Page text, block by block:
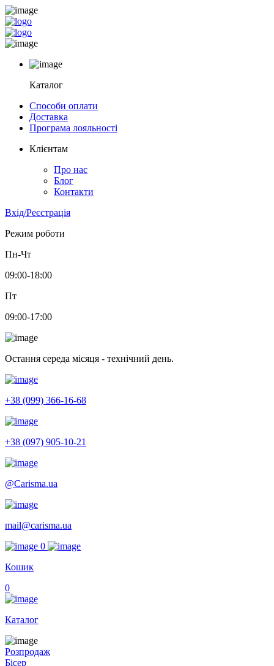
Каталог
Способи оплати
Доставка
Програма лояльності
Клієнтам
Про нас
Блог
Контакти
Вхід/Реєстрація
Режим роботи
Пн-Чт
09:00-18:00
Пт
09:00-17:00
Остання середа місяця - технічний день.
+38 (099) 366-16-68
+38 (097) 905-10-21
@Carisma.ua
mail@carisma.ua
0
Кошик
0
Каталог
Розпродаж
Бісер